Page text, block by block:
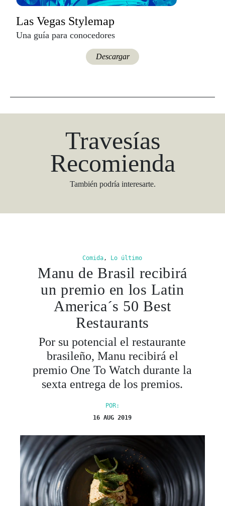
Las Vegas Stylemap
Una guía para conocedores
Descargar
Travesías
Recomienda
También podría interesarte.
Comida, Lo último
Manu de Brasil recibirá
un premio en los Latin
America´s 50 Best
Restaurants
Por su potencial el restaurante
brasileño, Manu recibirá el
premio One To Watch durante la
sexta entrega de los premios.
POR:
16 AUG 2019